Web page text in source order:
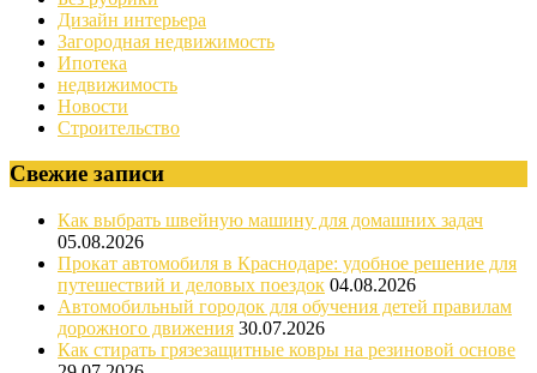
Дизайн интерьера
Загородная недвижимость
Ипотека
недвижимость
Новости
Строительство
Свежие записи
Как выбрать швейную машину для домашних задач
05.08.2026
Прокат автомобиля в Краснодаре: удобное решение для
путешествий и деловых поездок 04.08.2026
Автомобильный городок для обучения детей правилам
дорожного движения 30.07.2026
Как стирать грязезащитные ковры на резиновой основе